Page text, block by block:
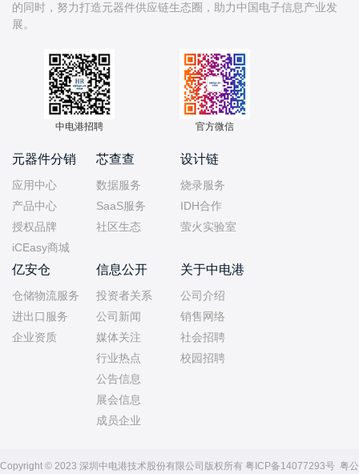
的同时，努力打造元器件供应链生态圈，助力中国电子信息产业发
中电港招聘 官方微信
元器件分销
应用中心
产品中心
授权品牌
iCEasy商城
芯查查
数据服务
SaaS服务
社区生态
设计链
烧录服务
IDH合作
萤火实验室
亿安仓
仓储物流服务
进出口服务
企业资质
信息公开
投资者关系
公司新闻
媒体关注
行业热点
公告信息
展会信息
成员企业
关于中电港
公司介绍
销售网络
社会招聘
校园招聘
Copyright © 2023 深圳中电港技术股份有限公司版权所有 粤ICP备14077293号 粤公